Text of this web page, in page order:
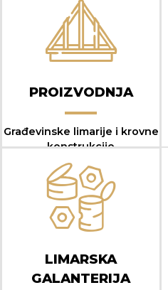
PROIZVODNJA
Građevinske limarije i krovne
konstrukcije
LIMARSKA
GALANTERIJA